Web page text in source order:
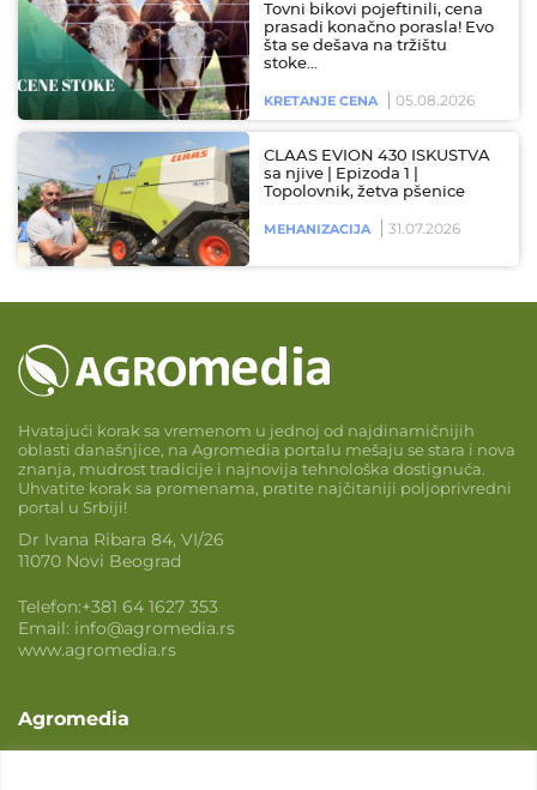
Tovni bikovi pojeftinili, cena
prasadi konačno porasla! Evo
šta se dešava na tržištu
stoke…
KRETANJE CENA 05.08.2026
CLAAS EVION 430 ISKUSTVA
sa njive | Epizoda 1 |
Topolovnik, žetva pšenice
MEHANIZACIJA 31.07.2026
Hvatajući korak sa vremenom u jednoj od najdinamičnijih
oblasti današnjice, na Agromedia portalu mešaju se stara i nova
znanja, mudrost tradicije i najnovija tehnološka dostignuća.
Uhvatite korak sa promenama, pratite najčitaniji poljoprivredni
portal u Srbiji!
Dr Ivana Ribara 84, VI/26
11070 Novi Beograd
Telefon:+381 64 1627 353
Email: info@agromedia.rs
www.agromedia.rs
Agromedia